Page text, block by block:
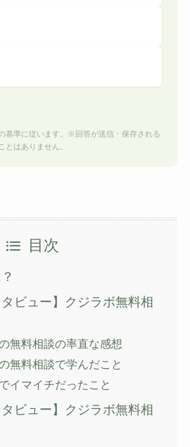
基準に従います。※回答が送信・保存される
ことはありません。
目次
タビュー】クジラボ無料相
無料相談の率直な感想
無料相談で学んだこと
イマイチだったこと
タビュー】クジラボ無料相